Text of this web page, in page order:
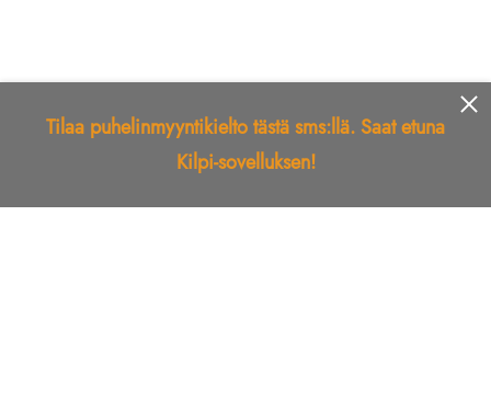
Tilaa puhelinmyyntikielto tästä sms:llä. Saat etuna
Kilpi-sovelluksen!